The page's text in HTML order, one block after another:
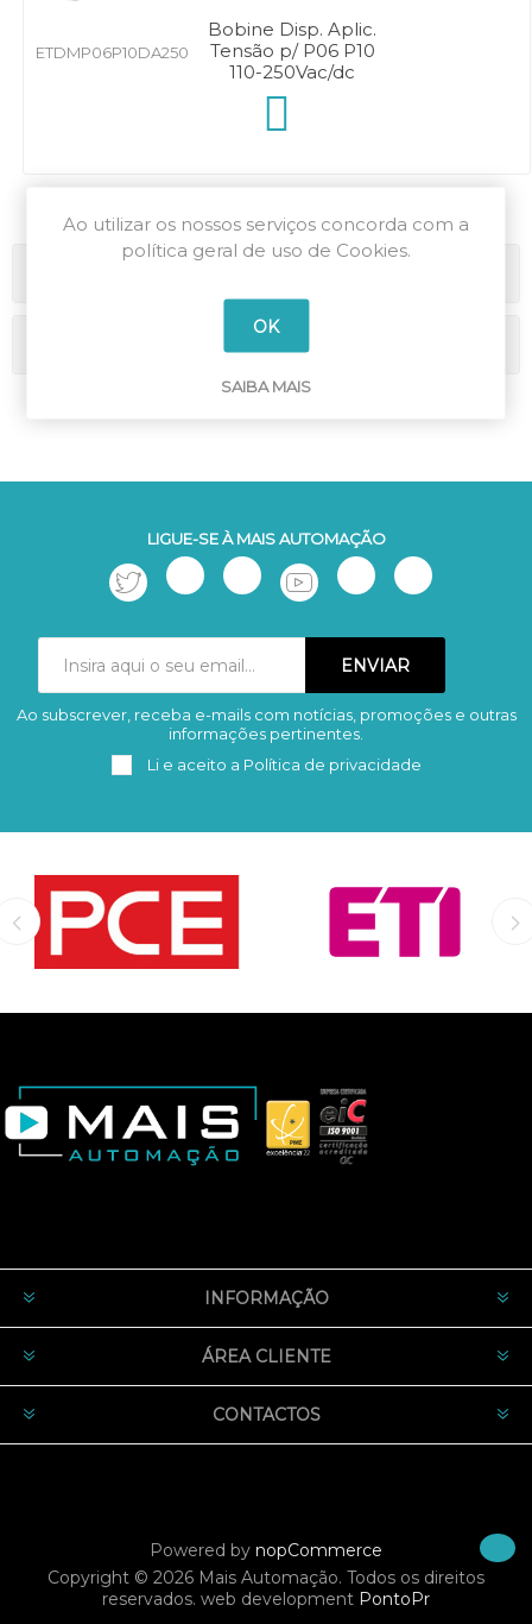
ETDMP06P10DA250
Bobine Disp. Aplic.
Tensão p/ P06 P10
110-250Vac/dc
LIGUE-SE À MAIS AUTOMAÇÃO
Subscrever Remover
Ao subscrever, receba e-mails com notícias, promoções e outras
informações pertinentes.
Li e aceito a Política de privacidade
INFORMAÇÃO
ÁREA CLIENTE
CONTACTOS
Powered by nopCommerce
Copyright © 2026 Mais Automação. Todos os direitos
reservados. web development PontoPr
Ao utilizar os nossos serviços concorda com a
política geral de uso de Cookies.
OK
SAIBA MAIS